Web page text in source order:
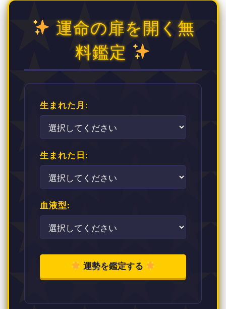
運命の扉を開く無
料鑑定
生まれた月:
生まれた日:
血液型:
運勢を鑑定する